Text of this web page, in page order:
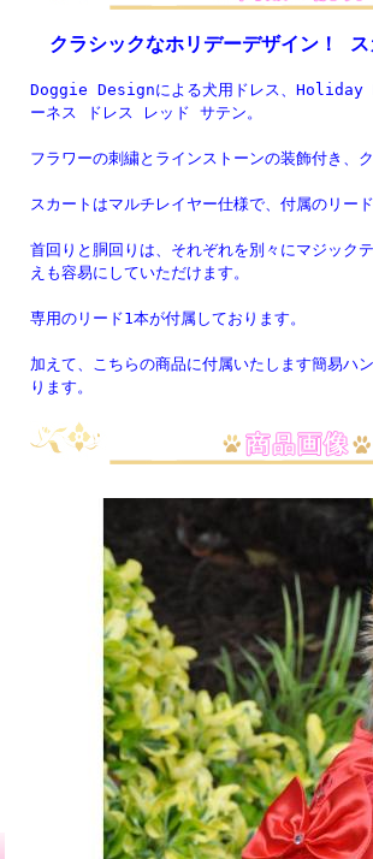
クラシックなホリデーデザイン！ ス
Doggie Designによる犬用ドレス、
ーネス ドレス レッド サテン。
フラワーの刺繍とラインストーンの装飾付き、
スカートはマルチレイヤー仕様で、付属のリー
首回りと胴回りは、それぞれを別々にマジック
えも容易にしていただけます。
専用のリード1本が付属しております。
加えて、こちらの商品に付属いたします簡易ハ
ります。